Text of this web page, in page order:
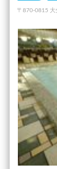
〒870-0815 大